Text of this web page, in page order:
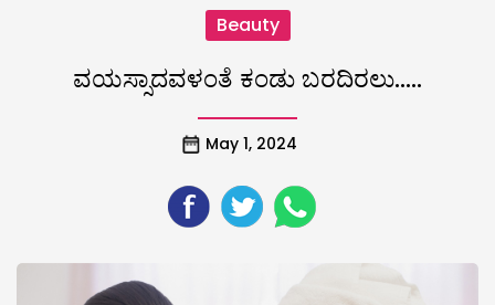
Beauty
ವಯಸ್ಸಾದವಳಂತೆ ಕಂಡು ಬರದಿರಲು…..
May 1, 2024